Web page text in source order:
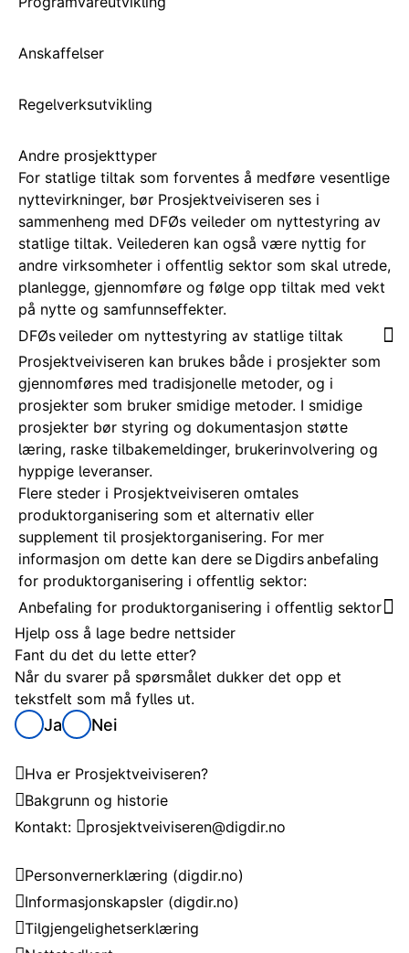
Anskaffelser
Regelverksutvikling
Andre prosjekttyper
For statlige tiltak som forventes å medføre vesentlige
nyttevirkninger, bør Prosjektveiviseren ses i
sammenheng med DFØs veileder om nyttestyring av
statlige tiltak. Veilederen kan også være nyttig for
andre virksomheter i offentlig sektor som skal utrede,
planlegge, gjennomføre og følge opp tiltak med vekt
på nytte og samfunnseffekter.
DFØs veileder om nyttestyring av statlige tiltak
Prosjektveiviseren kan brukes både i prosjekter som
gjennomføres med tradisjonelle metoder, og i
prosjekter som bruker smidige metoder. I smidige
prosjekter bør styring og dokumentasjon støtte
læring, raske tilbakemeldinger, brukerinvolvering og
hyppige leveranser.
Flere steder i Prosjektveiviseren omtales
produktorganisering som et alternativ eller
supplement til prosjektorganisering. For mer
informasjon om dette kan dere se Digdirs anbefaling
for produktorganisering i offentlig sektor:
Anbefaling for produktorganisering i offentlig sektor
Hjelp oss å lage bedre nettsider
Fant du det du lette etter?
Når du svarer på spørsmålet dukker det opp et
tekstfelt som må fylles ut.
Ja Nei
Hva er Prosjektveiviseren?
Bakgrunn og historie
Kontakt:
prosjektveiviseren@digdir.no
Personvernerklæring (digdir.no)
Informasjonskapsler (digdir.no)
Tilgjengelighetserklæring